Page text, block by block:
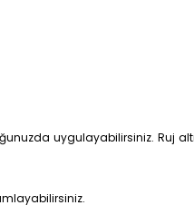
uygulayabilirsiniz. Ruj